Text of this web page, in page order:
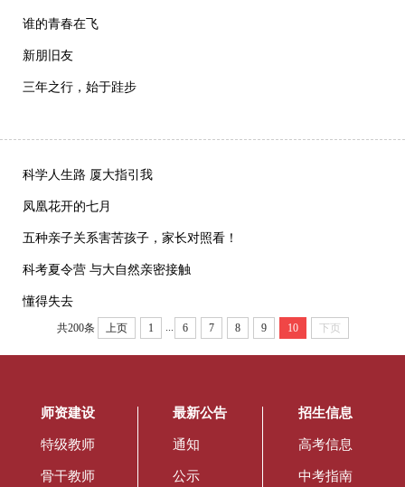
谁的青春在飞
新朋旧友
三年之行，始于跬步
科学人生路 厦大指引我
凤凰花开的七月
五种亲子关系害苦孩子，家长对照看！
科考夏令营 与大自然亲密接触
懂得失去
共200条 上页 1 6 7 8 9 10 下页
师资建设
特级教师
骨干教师
最新公告
通知
公示
招生信息
高考信息
中考指南